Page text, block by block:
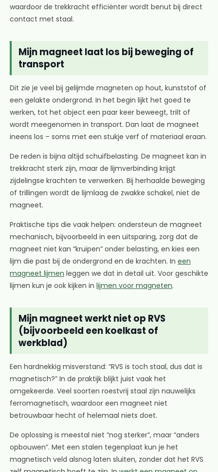
waardoor de trekkracht efficiënter wordt benut bij direct
contact met staal.
Mijn magneet laat los bij beweging of
transport
Dit zie je veel bij gelijmde magneten op hout, kunststof of
een gelakte ondergrond. In het begin lijkt het goed te
werken, tot het object een paar keer beweegt, trilt of
wordt meegenomen in transport. Dan laat de magneet
ineens los – soms met een stukje verf of materiaal eraan.
De reden is bijna altijd schuifbelasting. De magneet kan in
trekkracht sterk zijn, maar de lijmverbinding krijgt
zijdelingse krachten te verwerken. Bij herhaalde beweging
of trillingen wordt de lijmlaag de zwakke schakel, niet de
magneet.
Praktische tips die vaak helpen: ondersteun de magneet
mechanisch, bijvoorbeeld in een uitsparing, zorg dat de
magneet niet kan “kruipen” onder belasting, en kies een
lijm die past bij de ondergrond en de krachten. In een
magneet lijmen leggen we dat in detail uit. Voor geschikte
lijmen kun je ook kijken in lijmen voor magneten.
Mijn magneet werkt niet op RVS
(bijvoorbeeld een koelkast of
werkblad)
Een hardnekkig misverstand: “RVS is toch staal, dus dat is
magnetisch?” In de praktijk blijkt juist vaak het
omgekeerde. Veel soorten roestvrij staal zijn nauwelijks
ferromagnetisch, waardoor een magneet niet
betrouwbaar hecht of helemaal niets doet.
De oplossing is meestal niet “nog sterker”, maar “anders
opbouwen”. Met een stalen tegenplaat kun je het
magnetisch veld alsnog laten sluiten, zonder dat het RVS